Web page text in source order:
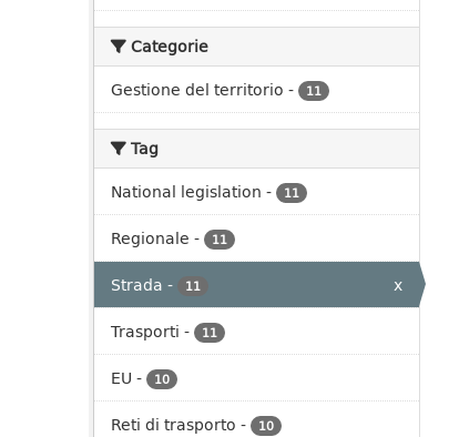
Categorie
Gestione del territorio - 11
Tag
National legislation - 11
Regionale - 11
Strada - 11
x
Trasporti - 11
EU - 10
Reti di trasporto - 10